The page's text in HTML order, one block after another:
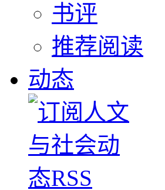
书评
推荐阅读
动态